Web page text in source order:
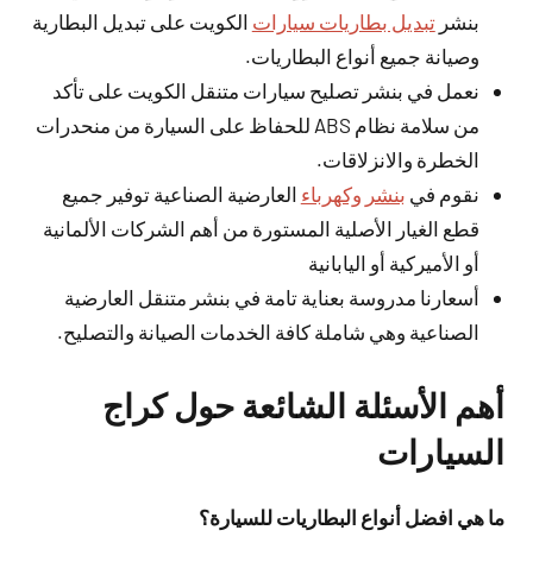
بنشرتبديل بطاريات سيارات الكويت على تبديل البطارية
وصيانة جميع أنواع البطاريات.
نعمل في بنشر تصليح سيارات متنقل الكويت على تأكد
من سلامة نظام ABS للحفاظ على السيارة من منحدرات
الخطرة والانزلاقات.
نقوم في بنشر وكهرباء العارضية الصناعية توفير جميع
قطع الغيار الأصلية المستورة من أهم الشركات الألمانية
أو الأميركية أو اليابانية
أسعارنا مدروسة بعناية تامة في بنشر متنقل العارضية
الصناعية وهي شاملة كافة الخدمات الصيانة والتصليح.
أهم الأسئلة الشائعة حول كراج
السيارات
ما هي افضل أنواع البطاريات للسيارة؟